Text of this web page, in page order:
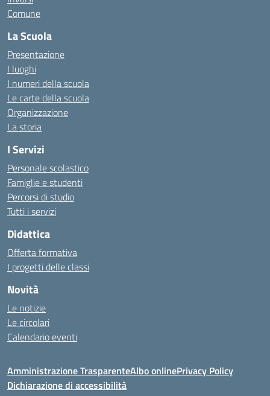
Comune
La Scuola
Presentazione
I luoghi
I numeri della scuola
Le carte della scuola
Organizzazione
La storia
I Servizi
Personale scolastico
Famiglie e studenti
Percorsi di studio
Tutti i servizi
Didattica
Offerta formativa
I progetti delle classi
Novità
Le notizie
Le circolari
Calendario eventi
Amministrazione TrasparenteAlbo onlinePrivacy Policy
Dichiarazione di accessibilità